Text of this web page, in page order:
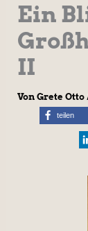
Ein
II
Von Grete Otto
teilen